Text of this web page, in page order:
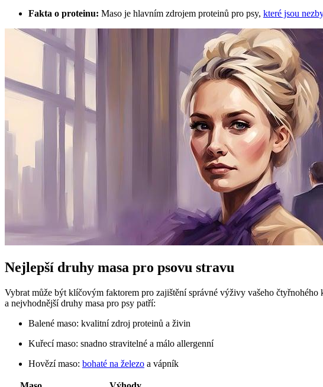
Fakta o proteinu: Maso je hlavním zdrojem proteinů pro psy, které jsou
Nejlepší druhy masa pro psovu stravu
Vybrat může být klíčovým faktorem pro zajištění správné výživy vašeho
a nejvhodnější druhy masa pro psy patří:
Balené maso: kvalitní zdroj proteinů a živin
Kuřecí maso: snadno stravitelné a málo allergenní
Hovězí maso: bohaté na železo a vápník